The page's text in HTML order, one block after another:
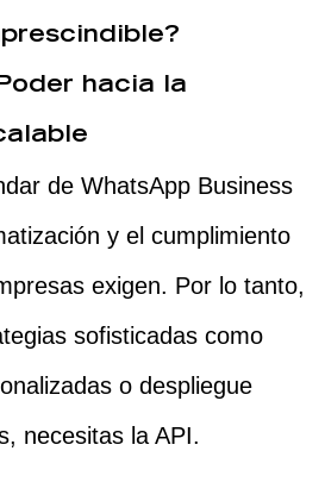
hacia la
de WhatsApp Business
y el cumplimiento
exigen. Por lo tanto,
sofisticadas como
o despliegue
necesitas la API.